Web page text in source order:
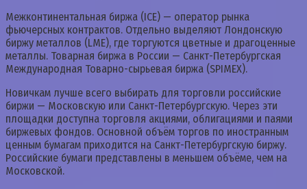
Межконтинентальная биржа (ICE) — оператор рынка
фьючерсных контрактов. Отдельно выделяют Лондонскую
биржу металлов (LME), где торгуются цветные и драгоценные
металлы. Товарная биржа в России — Санкт-Петербургская
Международная Товарно-сырьевая биржа (SPIMEX).
Новичкам лучше всего выбирать для торговли российские
биржи — Московскую или Санкт-Петербургскую. Через эти
площадки доступна торговля акциями, облигациями и паями
биржевых фондов. Основной объём торгов по иностранным
ценным бумагам приходится на Санкт-Петербургскую биржу.
Российские бумаги представлены в меньшем объёме, чем на
Московской.